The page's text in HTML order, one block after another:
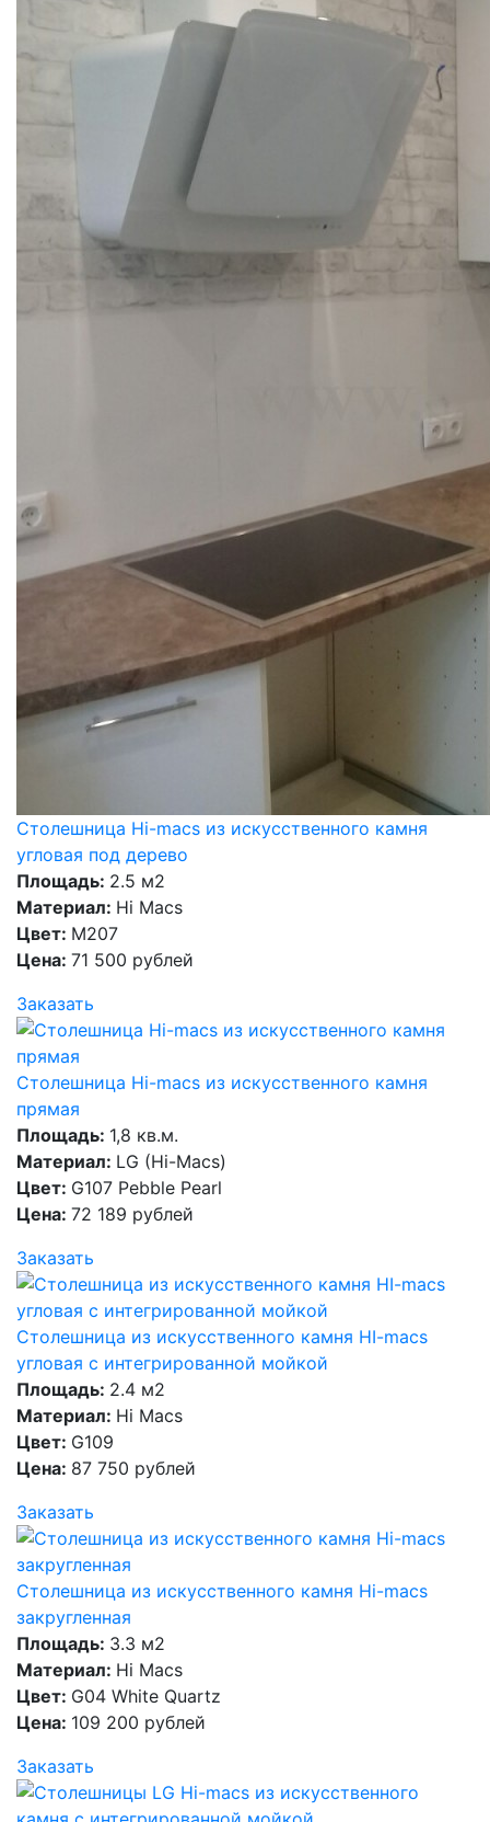
Столешница Hi-macs из искусственного камня
угловая под дерево
Площадь: 2.5 м2
Материал: Hi Macs
Цвет: M207
Цена: 71 500 рублей
Заказать
Столешница Hi-macs из искусственного камня
прямая
Площадь: 1,8 кв.м.
Материал: LG (Hi-Macs)
Цвет: G107 Pebble Pearl
Цена: 72 189 рублей
Заказать
Столешница из искусственного камня HI-macs
угловая с интегрированной мойкой
Площадь: 2.4 м2
Материал: Hi Macs
Цвет: G109
Цена: 87 750 рублей
Заказать
Столешница из искусственного камня Hi-macs
закругленная
Площадь: 3.3 м2
Материал: Hi Macs
Цвет: G04 White Quartz
Цена: 109 200 рублей
Заказать